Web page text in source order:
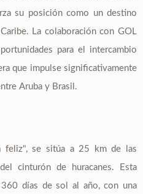
su posición como un destino
La colaboración con GOL
para el intercambio
que impulse significativamente
Aruba y Brasil.
feliz", se sitúa a 25 km de las
cinturón de huracanes. Esta
360 días de sol al año, con una